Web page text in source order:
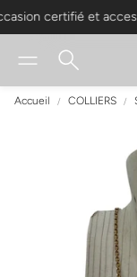
certifié et
Rechercher
Accueil COLLIERS